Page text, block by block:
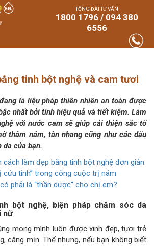
TỔNG ĐÀI TƯ VẤN
1800 1796 / 094 380
6556
tinh bột nghệ và cam tươi
là liệu pháp thiên nhiên an toàn được
nhất bởi tính hiệu quả và tiết kiệm. Làm
với nước cam sẽ giúp cải thiện sắc tố
thâm nám, tàn nhang cũng như các dấu
da của bạn.
cách làm đẹp bằng tinh bột nghệ đơn giản
cứu tinh” trong công cuộc trị nám
phải là “thần dược” cho chị em?
bột nghệ, biện pháp chăm sóc da
nữ
mong mình luôn được xinh đẹp, tươi trẻ
căng mịn. Thế nhưng, nếu bạn không biết